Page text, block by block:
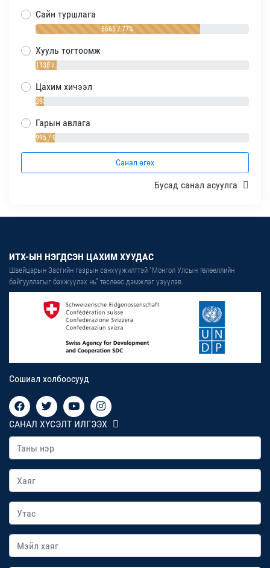
Сайн туршлага
8665 / 77%
Хууль тогтоомж
1138 / 10%
Цахим хичээл
393 / 4%
Гарын авлага
995 / 9%
Санал өгөх
Бусад санал асуулга
ИТХ-ЫН НЭГДСЭН ЦАХИМ ХУУДАС
Швейцарын Засгийн газрын санхүүжилттэй “Монгол Улсын төлөөллийн
байгууллагыг бэхжүүлэх нь” төслөөс дэмжлэг үзүүлэв.
Сошиал холбоосууд
САНАЛ ХҮСЭЛТ ИЛГЭЭХ